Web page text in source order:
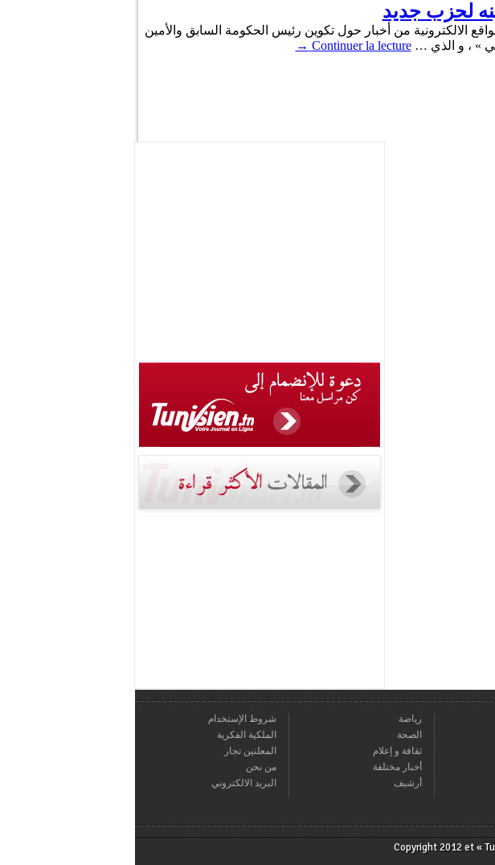
لحزب جديد
الالكترونية من أخبار حول تكوين رئيس الحكومة السابق والأمين
» ، و الذي …Continuer la lecture
→
رياضة
الصحة
ثقافة و إعلام
أخبار مختلفة
أرشيف
شروط الإستخدام
الملكية الفكرية
المعلنين تجار
من نحن
البريد الالكتروني
Copyright 2012 et «